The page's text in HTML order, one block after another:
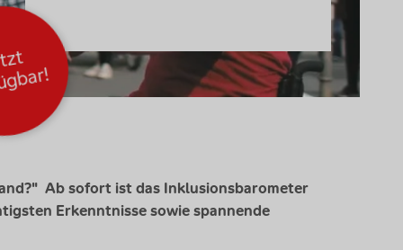
Ab sofort ist das Inklusionsbarometer
Erkenntnisse sowie spannende